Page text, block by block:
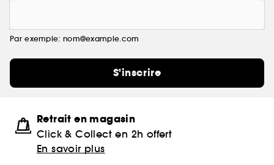
Par exemple: nom@example.com
S'inscrire
Retrait en magasin
Click & Collect en 2h offert
En savoir plus